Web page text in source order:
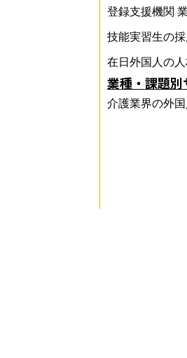
登録支援機関
技能実習生の
在日外国人の
業種・課題別
介護業界の外